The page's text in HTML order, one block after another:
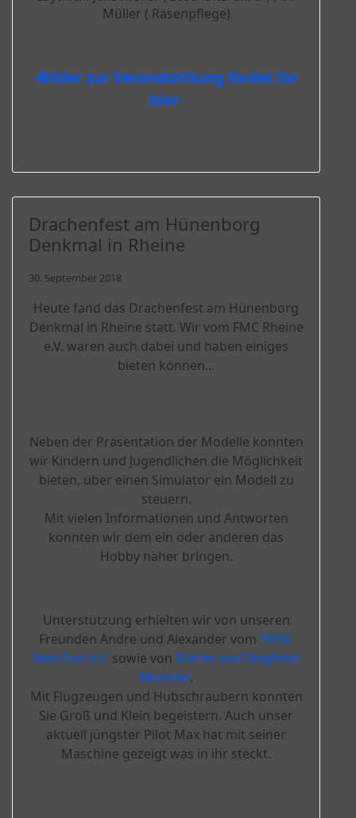
Müller ( Rasenpflege)
-Bilder zur Veranstatltung findet Ihr
hier-
Drachenfest am Hünenborg
Denkmal in Rheine
30. September 2018
Heute fand das Drachenfest am Hünenborg
Denkmal in Rheine statt. Wir vom FMC Rheine
e.V. waren auch dabei und haben einiges
bieten können...
Neben der Präsentation der Modelle konnten
wir Kindern und Jugendlichen die Möglichkeit
bieten, über einen Simulator ein Modell zu
steuern.
Mit vielen Informationen und Antworten
konnten wir dem ein oder anderen das
Hobby näher bringen.
Unterstützung erhielten wir von unseren
Freunden Andre und Alexander vom FMSC
Steinfurt e.V. sowie von Martin und Siegfried
Münster.
Mit Flugzeugen und Hubschraubern konnten
Sie Groß und Klein begeistern. Auch unser
aktuell jüngster Pilot Max hat mit seiner
Maschine gezeigt was in ihr steckt.